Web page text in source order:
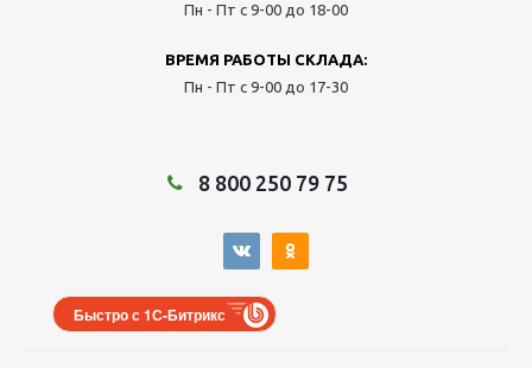
Пн - Пт с 9-00 до 18-00
ВРЕМЯ РАБОТЫ СКЛАДА:
Пн - Пт с 9-00 до 17-30
8 800 250 79 75
Быстро с 1С-Битрикс